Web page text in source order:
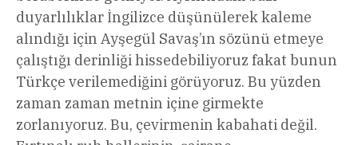
duyarlılıklar İngilizce düşünülerek kaleme
alındığı için Ayşegül Savaş’ın sözünü etmeye
çalıştığı derinliği hissedebiliyoruz fakat bunun
Türkçe verilemediğini görüyoruz. Bu yüzden
zaman zaman metnin içine girmekte
zorlanıyoruz. Bu, çevirmenin kabahati değil.